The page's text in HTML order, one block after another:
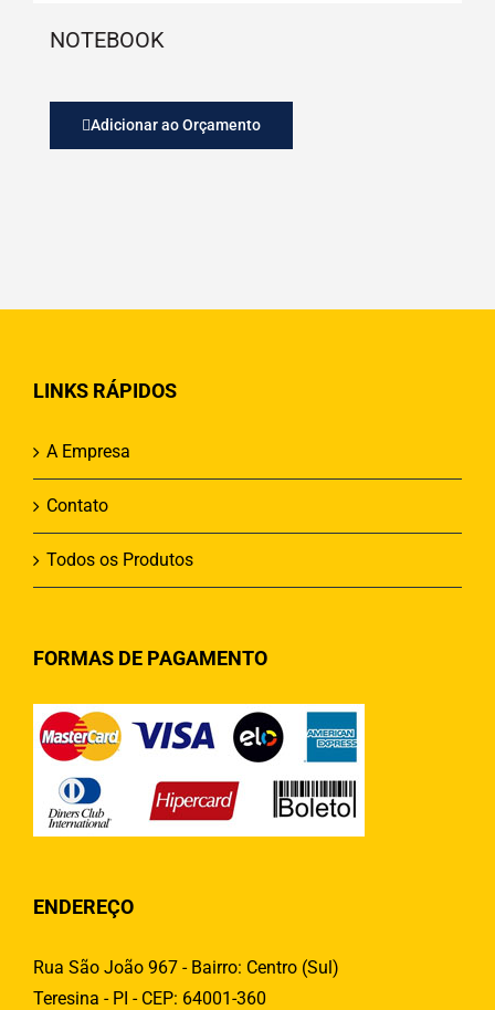
NOTEBOOK
Adicionar ao Orçamento
LINKS RÁPIDOS
A Empresa
Contato
Todos os Produtos
FORMAS DE PAGAMENTO
ENDEREÇO
Rua São João 967 - Bairro: Centro (Sul)
Teresina - PI - CEP: 64001-360